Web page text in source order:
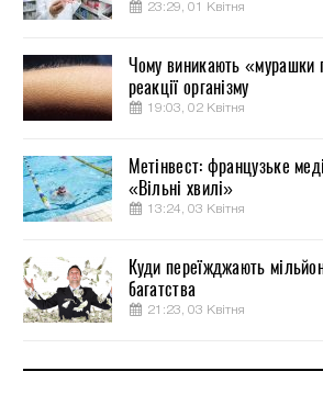
23:29, 01 Квітня
Чому виникають «мурашки
реакції організму
19:03, 02 Квітня
Метінвест: французьке
«Вільні хвилі»
13:24, 03 Квітня
Куди переїжджають
багатства
21:23, 03 Квітня